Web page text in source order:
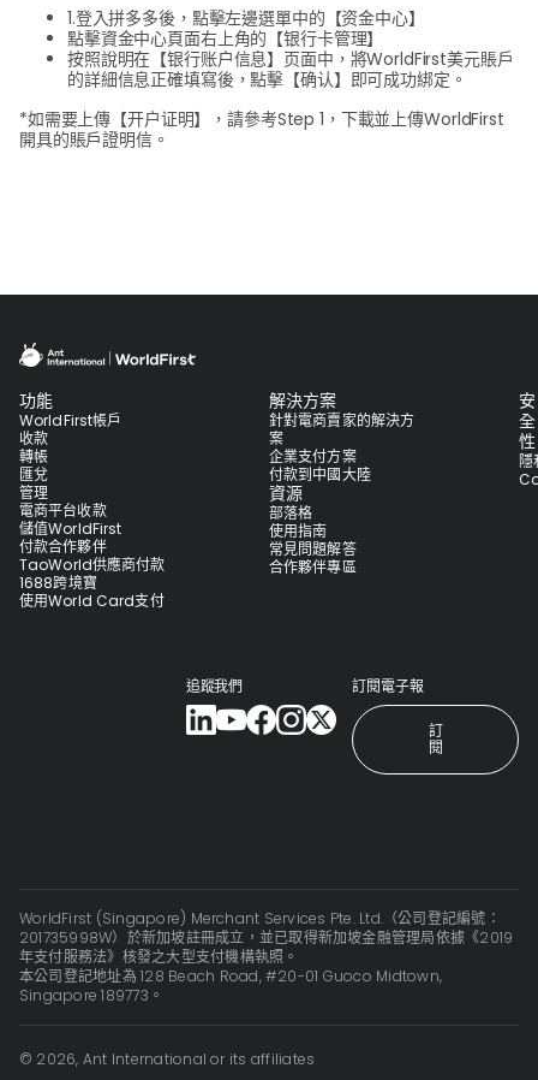
1.登入拼多多後，點擊左邊選單中的【资金中心】
點擊資金中心頁面右上角的【银行卡管理】
按照說明在【银行账户信息】页面中，將WorldFirst美元賬戶
的詳細信息正確填寫後，點擊【确认】即可成功綁定。
*如需要上傳【开户证明】，請參考Step 1，下載並上傳WorldFirst
開具的賬戶證明信。
功能
WorldFirst帳戶
收款
轉帳
匯兌
管理
電商平台收款
儲值WorldFirst
付款合作夥伴
TaoWorld供應商付款
1688跨境寶
使用World Card支付
解決方案
針對電商賣家的解決方
案
企業支付方案
付款到中國大陸
資源
部落格
使用指南
常見問題解答
合作夥伴專區
安
全
性
隱
追蹤我們 訂閱電子報
訂
閱
WorldFirst (Singapore) Merchant Services Pte. Ltd.（公司登記編號：
201735998W）於新加坡註冊成立，並已取得新加坡金融管理局依據《2019
年支付服務法》核發之大型支付機構執照。
本公司登記地址為 128 Beach Road, #20-01 Guoco Midtown,
Singapore 189773。
© 2026, Ant International or its affiliates